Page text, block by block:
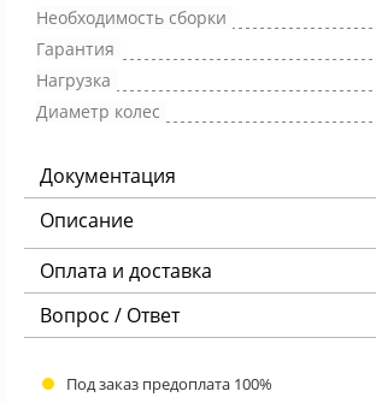
Необходимость сборки
Гарантия
Нагрузка
Диаметр колес
Документация
Описание
Оплата и доставка
Вопрос / Ответ
Под заказ предоплата 100%